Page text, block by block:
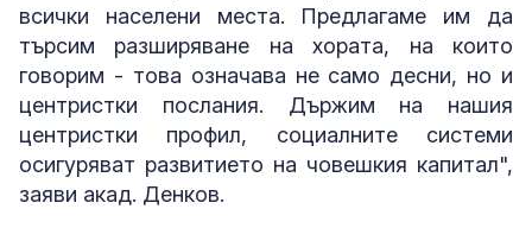
всички населени места. Предлагаме им да
търсим разширяване на хората, на които
говорим - това означава не само десни, но и
центристки послания. Държим на нашия
центристки профил, социалните системи
осигуряват развитието на човешкия капитал",
заяви акад. Денков.